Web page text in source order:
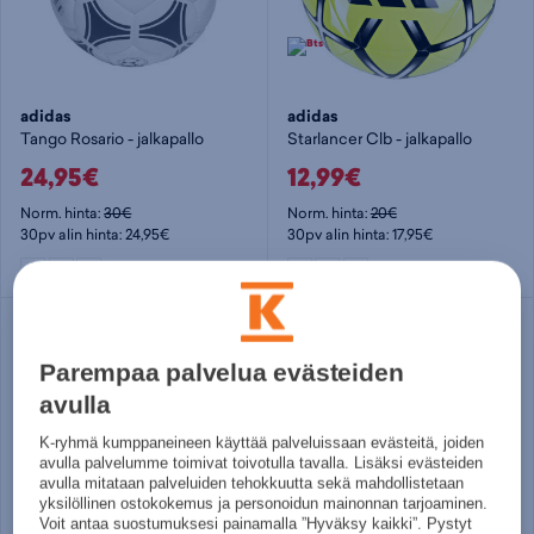
adidas
Tango Rosario - jalkapallo
24,95€
Norm. hinta:30€
30pv alin hinta: 24,95€
3
adidas
Starlancer Clb - jalkapallo
12,99€
Norm. hinta:20€
30pv alin hinta: 17,95€
Parempaa palvelua evästeiden
avulla
K-ryhmä kumppaneineen käyttää palveluissaan evästeitä, joiden
avulla palvelumme toimivat toivotulla tavalla. Lisäksi evästeiden
avulla mitataan palveluiden tehokkuutta sekä mahdollistetaan
yksilöllinen ostokokemus ja personoidun mainonnan tarjoaminen.
Voit antaa suostumuksesi painamalla ”Hyväksy kaikki”. Pystyt